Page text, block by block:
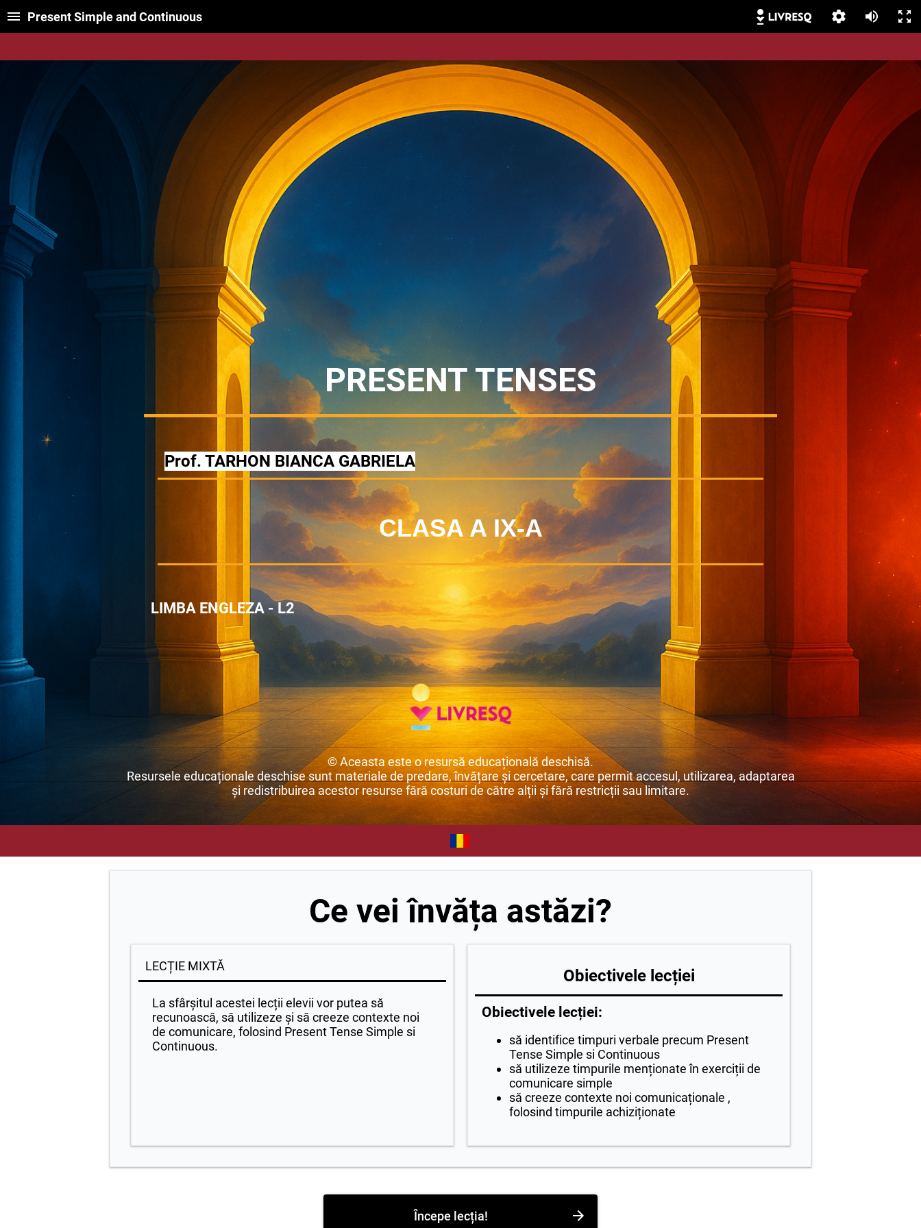
Present Simple and Continuous
PRESENT TENSES
Prof. TARHON BIANCA GABRIELA
CLASA A IX-A
LIMBA ENGLEZA - L2
© Aceasta este o resursă educațională deschisă.
Resursele educaționale deschise sunt materiale de predare, învățare și cercetare, care permit accesul, utilizarea, adaptarea
și redistribuirea acestor resurse fără costuri de către alții și fără restricții sau limitare.
Ce vei învăța astăzi?
LECȚIE MIXTĂ
La sfârșitul acestei lecții elevii vor putea să
recunoască, să utilizeze și să creeze contexte noi
de comunicare, folosind Present Tense Simple si
Continuous.
Obiectivele lecției
Obiectivele lecției:
să identifice timpuri verbale precum Present
Tense Simple si Continuous
să utilizeze timpurile menționate în exerciții de
comunicare simple
să creeze contexte noi comunicaționale ,
folosind timpurile achiziționate
Începe lecția!